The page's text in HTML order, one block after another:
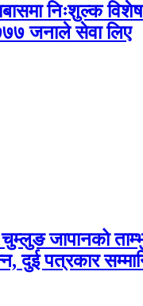
निःशुल्क
जनाले सेवा लिए
जापानको
दुई पत्रकार